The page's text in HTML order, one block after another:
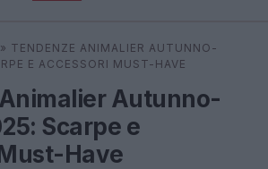
⌕
» TENDENZE ANIMALIER AUTUNNO-
E ACCESSORI MUST-HAVE
Autunno-
Scarpe e
Have